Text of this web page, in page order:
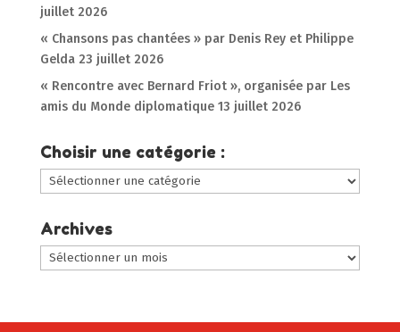
juillet 2026
« Chansons pas chantées » par Denis Rey et Philippe
Gelda 23 juillet 2026
« Rencontre avec Bernard Friot », organisée par Les
amis du Monde diplomatique 13 juillet 2026
Choisir une catégorie :
Choisir
une
catégorie
:
Archives
Archives